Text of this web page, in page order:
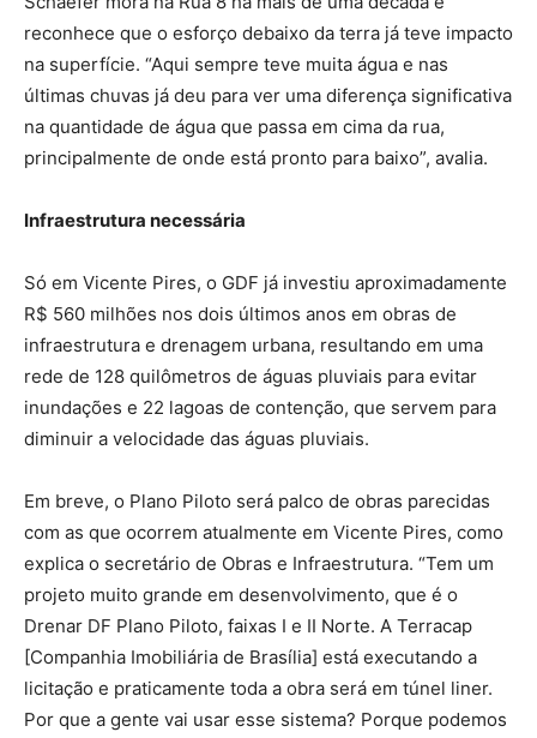
reconhece que o esforço debaixo da terra já teve impacto
na superfície. “Aqui sempre teve muita água e nas
últimas chuvas já deu para ver uma diferença significativa
na quantidade de água que passa em cima da rua,
principalmente de onde está pronto para baixo”, avalia.
Infraestrutura necessária
Só em Vicente Pires, o GDF já investiu aproximadamente
R$ 560 milhões nos dois últimos anos em obras de
infraestrutura e drenagem urbana, resultando em uma
rede de 128 quilômetros de águas pluviais para evitar
inundações e 22 lagoas de contenção, que servem para
diminuir a velocidade das águas pluviais.
Em breve, o Plano Piloto será palco de obras parecidas
com as que ocorrem atualmente em Vicente Pires, como
explica o secretário de Obras e Infraestrutura. “Tem um
projeto muito grande em desenvolvimento, que é o
Drenar DF Plano Piloto, faixas I e II Norte. A Terracap
[Companhia Imobiliária de Brasília] está executando a
licitação e praticamente toda a obra será em túnel liner.
Por que a gente vai usar esse sistema? Porque podemos